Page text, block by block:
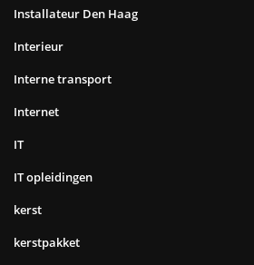
Installateur Den Haag
Interieur
Interne transport
Internet
IT
IT opleidingen
kerst
kerstpakket